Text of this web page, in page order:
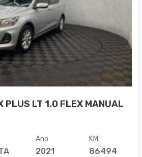
PLUS LT 1.0 FLEX MANUAL
Ano
2021
KM
86494